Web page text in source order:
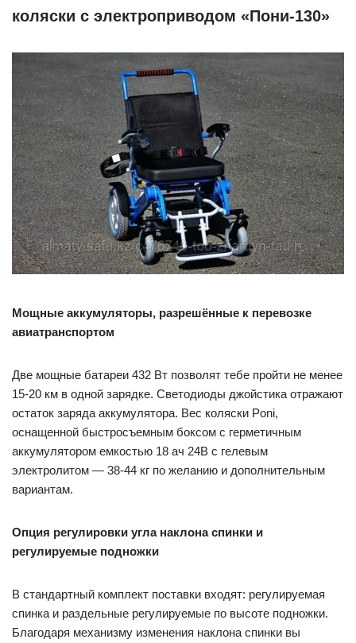
коляски с электроприводом «Пони-130»
Мощные аккумуляторы, разрешённые к перевозке
авиатранспортом
Две мощные батареи 432 Вт позволят тебе пройти не менее
15-20 км в одной зарядке. Светодиоды джойстика отражают
остаток заряда аккумулятора. Вес коляски Poni,
оснащенной быстросъемным боксом с герметичным
аккумулятором емкостью 18 ач 24В с гелевым
электролитом — 38-44 кг по желанию и дополнительным
вариантам.
Опция регулировки угла наклона спинки и
регулируемые подножки
В стандартный комплект поставки входят: регулируемая
спинка и раздельные регулируемые по высоте подножки.
Благодаря механизму изменения наклона спинки вы